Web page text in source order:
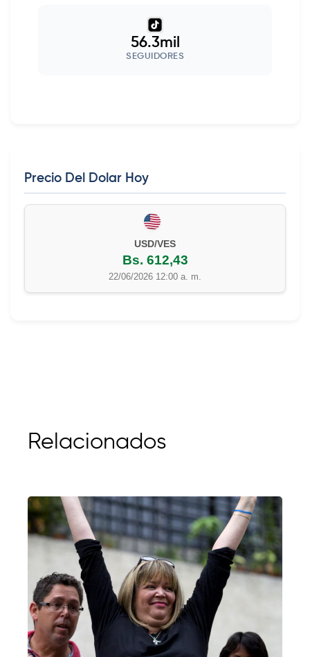
56.3mil
SEGUIDORES
Precio Del Dolar Hoy
USD/VES
Bs. 612,43
22/06/2026 12:00 a. m.
Relacionados